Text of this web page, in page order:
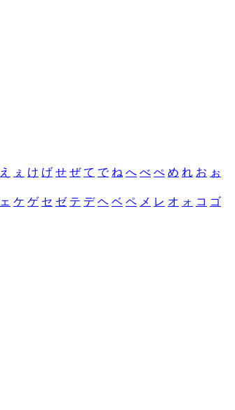
え ぇ け げ せ ぜ て で ね へ べ ぺ め れ お ぉ
ェ ケ ゲ セ ゼ テ デ ヘ ベ ペ メ レ オ ォ コ ゴ